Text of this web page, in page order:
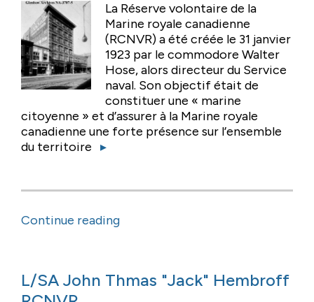
La Réserve volontaire de la
Marine royale canadienne
(RCNVR) a été créée le 31 janvier
1923 par le commodore Walter
Hose, alors directeur du Service
naval. Son objectif était de
constituer une « marine
citoyenne » et d’assurer à la Marine royale
canadienne une forte présence sur l’ensemble
du territoire ▸
Continue reading
L/SA John Thmas "Jack" Hembroff